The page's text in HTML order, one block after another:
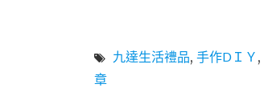
九達生活禮品, 手作DＩＹ ,
章